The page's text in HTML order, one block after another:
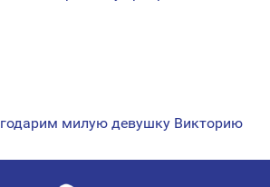
милую девушку Викторию